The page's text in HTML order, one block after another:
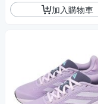
加入購物車